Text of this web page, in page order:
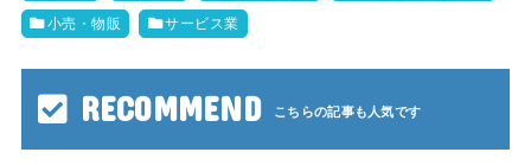
小売・物販 サービス業
RECOMMEND